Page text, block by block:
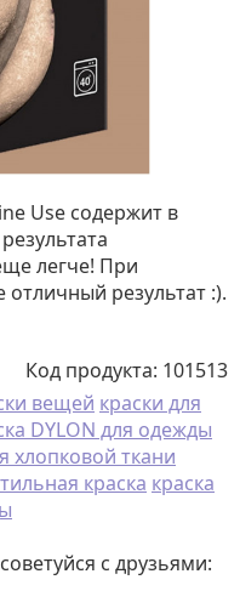
Use содержит в
легче! При
результат :).
Код продукта: 101513
вещей краски для
DYLON для одежды
хлопковой ткани
краска краска
с друзьями: